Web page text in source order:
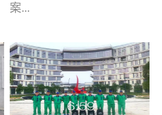
自动化生产设备和成熟的
选择源头源材料、严控产
品质量，我们每一批的生
产产品都经过严格的质检
程序；生产车间为优吸总
案...
例(学校工装节选)广州南沙
小学(珠江湾校区)项目地
址：广州市南沙区海滨路